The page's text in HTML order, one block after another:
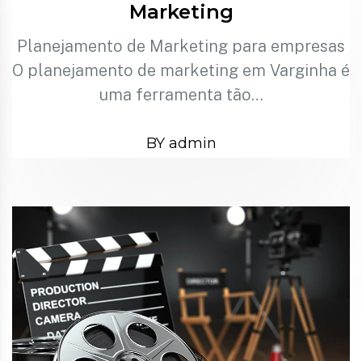
Marketing
Planejamento de Marketing para empresas
O planejamento de marketing em Varginha é
uma ferramenta tão…
BY admin